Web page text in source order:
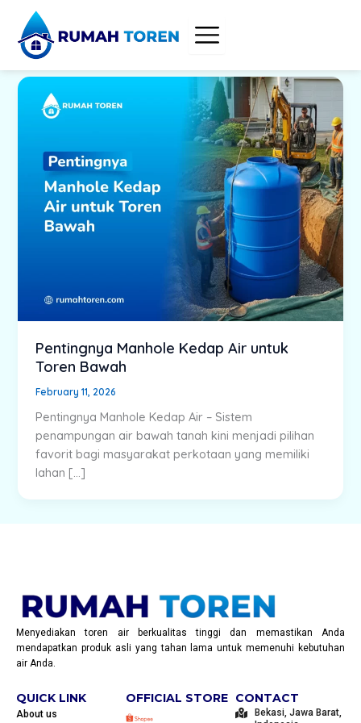
content
Pentingnya Manhole Kedap Air untuk
Toren Bawah
February 11, 2026
Pentingnya Manhole Kedap Air – Sistem
penampungan air bawah tanah kini menjadi pilihan
favorit bagi masyarakat perkotaan yang memiliki
lahan […]
Menyediakan toren air berkualitas tinggi dan memastikan Anda
mendapatkan produk asli yang tahan lama untuk memenuhi kebutuhan
air Anda.
QUICK LINK
About us
OFFICIAL STORE CONTACT
Bekasi, Jawa Barat,